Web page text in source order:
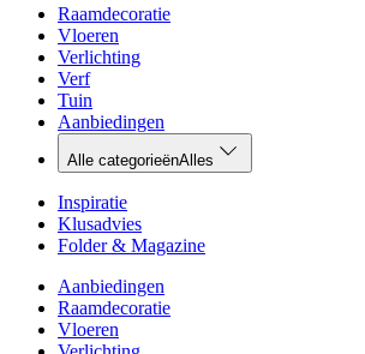
Raamdecoratie
Vloeren
Verlichting
Verf
Tuin
Aanbiedingen
Alle categorieënAlles
Inspiratie
Klusadvies
Folder & Magazine
Aanbiedingen
Raamdecoratie
Vloeren